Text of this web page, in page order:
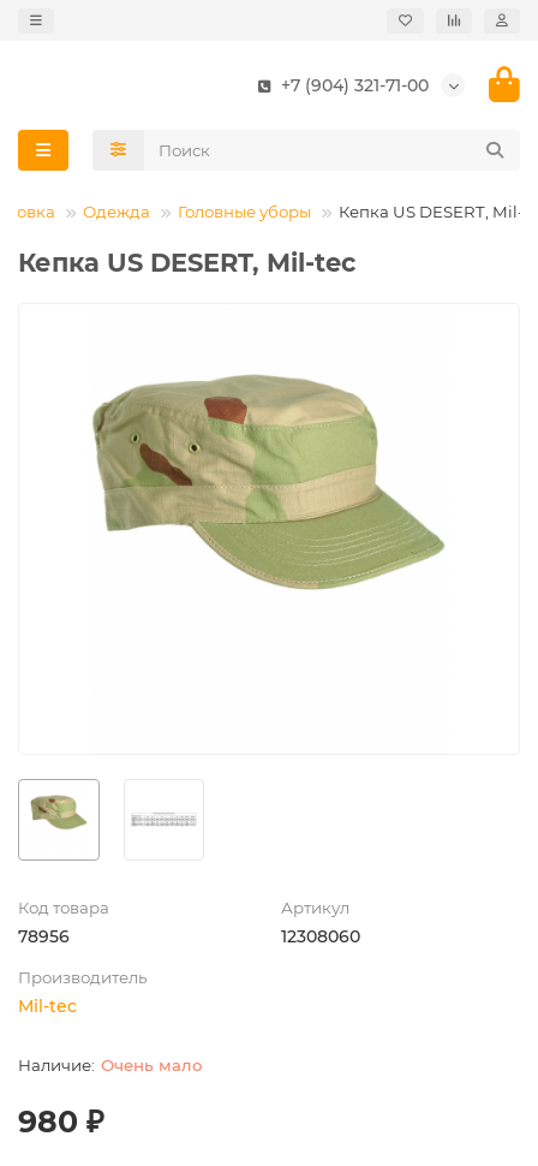
+7 (904) 321-71-00
Одежда Головные уборы Кепка US DESERT, Mil-
Кепка US DESERT, Mil-tec
Код товара
78956
Артикул
12308060
Производитель
Mil-tec
Очень мало
980 ₽